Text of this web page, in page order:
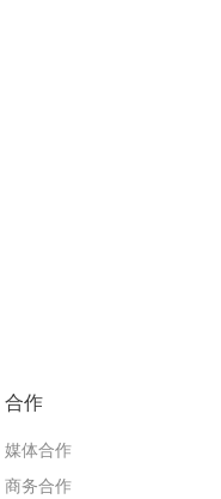
合作
媒体合作
商务合作